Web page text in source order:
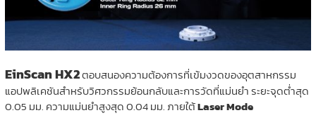
EinScan HX2ตอบสนองความต้องการที่เข้มงวดของอุตสาหกรรม
แอปพลิเคชันสำหรับวิศวกรรมย้อนกลับและการวัดที่แม่นยำ ระยะจุดต่ำสุด
0.05 มม. ความแม่นยำสูงสุด 0.04 มม. ภายใต้Laser Mode